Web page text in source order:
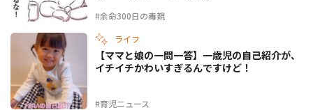
#余命300日の毒親
ライフ
#育児ニュース
【ママと娘の一問一答】一歳児の自己紹介が、
イチイチかわいすぎるんですけど！